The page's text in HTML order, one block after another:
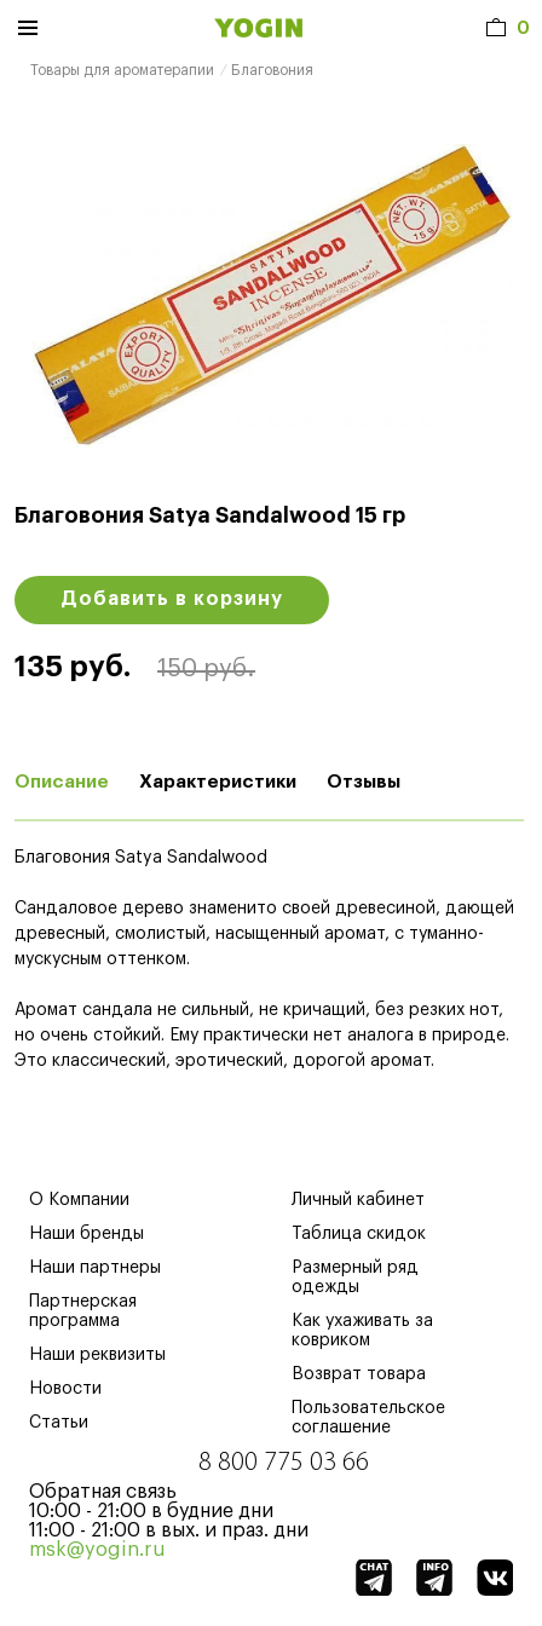
0
Товары для ароматерапии Благовония
Благовония Satya Sandalwood 15 гр
Добавить в корзину
135 руб. 150 руб.
Описание Характеристики Отзывы
Благовония Satya Sandalwood
Сандаловое дерево знаменито своей древесиной, дающей
древесный, смолистый, насыщенный аромат, с туманно-
мускусным оттенком.
Аромат сандала не сильный, не кричащий, без резких нот,
но очень стойкий. Ему практически нет аналога в природе.
Это классический, эротический, дорогой аромат.
О Компании
Наши бренды
Наши партнеры
Партнерская
программа
Наши реквизиты
Новости
Статьи
Личный кабинет
Таблица скидок
Размерный ряд
одежды
Как ухаживать за
ковриком
Возврат товара
Пользовательское
соглашение
8 800 775 03 66
Обратная связь
10:00 - 21:00 в будние дни
11:00 - 21:00 в вых. и праз. дни
msk@yogin.ru